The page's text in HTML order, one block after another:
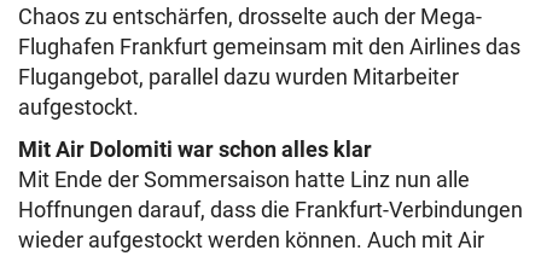
Chaos zu entschärfen, drosselte auch der Mega-
Flughafen Frankfurt gemeinsam mit den Airlines das
Flugangebot, parallel dazu wurden Mitarbeiter
aufgestockt.
Mit Air Dolomiti war schon alles klar
Mit Ende der Sommersaison hatte Linz nun alle
Hoffnungen darauf, dass die Frankfurt-Verbindungen
wieder aufgestockt werden können. Auch mit Air